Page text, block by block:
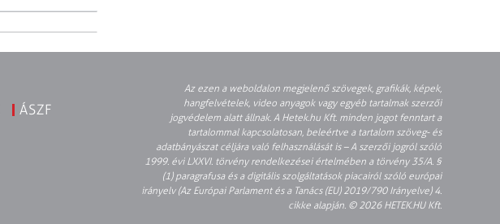
ÁSZF
Az ezen a weboldalon megjelenő szövegek, grafikák, képek,
hangfelvételek, video anyagok vagy egyéb tartalmak szerzői
jogvédelem alatt állnak. A Hetek.hu Kft. minden jogot fenntart a
tartalommal kapcsolatosan, beleértve a tartalom szöveg- és
adatbányászat céljára való felhasználását is – A szerzői jogról szóló
1999. évi LXXVI. törvény rendelkezései értelmében a törvény 35/A. §
(1) paragrafusa és a digitális szolgáltatások piacairól szóló európai
irányelv (Az Európai Parlament és a Tanács (EU) 2019/790 Irányelve) 4.
cikke alapján. © 2026 HETEK.HU Kft.